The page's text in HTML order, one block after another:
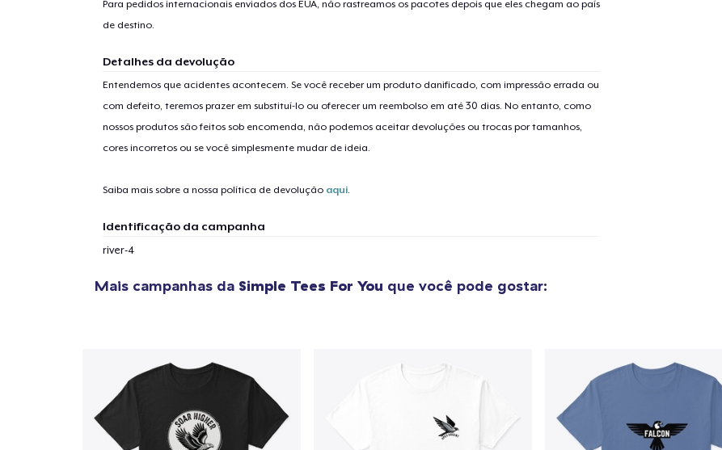
Para pedidos internacionais enviados dos EUA, não rastreamos os pacotes depois que eles chegam ao país
de destino.
Detalhes da devolução
Entendemos que acidentes acontecem. Se você receber um produto danificado, com impressão errada ou
com defeito, teremos prazer em substituí-lo ou oferecer um reembolso em até 30 dias. No entanto, como
nossos produtos são feitos sob encomenda, não podemos aceitar devoluções ou trocas por tamanhos,
cores incorretos ou se você simplesmente mudar de ideia.
Saiba mais sobre a nossa política de devolução aqui.
Identificação da campanha
river-4
Mais campanhas da Simple Tees For You que você pode gostar:
1artigo adicionado ao